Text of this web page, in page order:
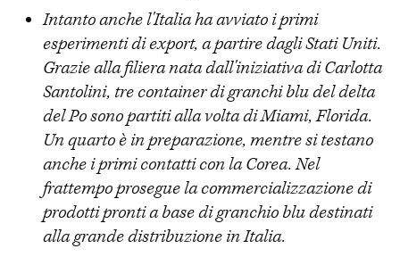
Intanto anche l'Italia ha avviato i primi
esperimenti di export, a partire dagli Stati Uniti.
Grazie alla filiera nata dall'iniziativa di Carlotta
Santolini, tre container di granchi blu del delta
del Po sono partiti alla volta di Miami, Florida.
Un quarto è in preparazione, mentre si testano
anche i primi contatti con la Corea. Nel
frattempo prosegue la commercializzazione di
prodotti pronti a base di granchio blu destinati
alla grande distribuzione in Italia.